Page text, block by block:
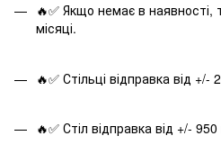
🔥✅ Якщо немає в наявності,
місяці.
🔥✅ Стільці відправка від +/-
🔥✅ Стіл відправка від +/-